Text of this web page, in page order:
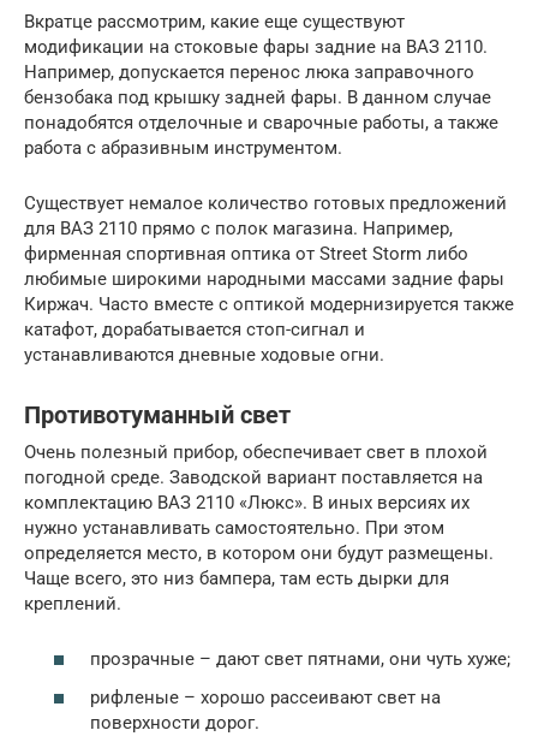
Вкратце рассмотрим, какие еще существуют
модификации на стоковые фары задние на ВАЗ 2110.
Например, допускается перенос люка заправочного
бензобака под крышку задней фары. В данном случае
понадобятся отделочные и сварочные работы, а также
работа с абразивным инструментом.
Существует немалое количество готовых предложений
для ВАЗ 2110 прямо с полок магазина. Например,
фирменная спортивная оптика от Street Storm либо
любимые широкими народными массами задние фары
Киржач. Часто вместе с оптикой модернизируется также
катафот, дорабатывается стоп-сигнал и
устанавливаются дневные ходовые огни.
Противотуманный свет
Очень полезный прибор, обеспечивает свет в плохой
погодной среде. Заводской вариант поставляется на
комплектацию ВАЗ 2110 «Люкс». В иных версиях их
нужно устанавливать самостоятельно. При этом
определяется место, в котором они будут размещены.
Чаще всего, это низ бампера, там есть дырки для
креплений.
прозрачные – дают свет пятнами, они чуть хуже;
рифленые – хорошо рассеивают свет на
поверхности дорог.